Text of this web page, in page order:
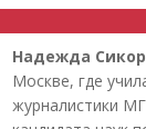
Надежда
Москве, где
журналистики